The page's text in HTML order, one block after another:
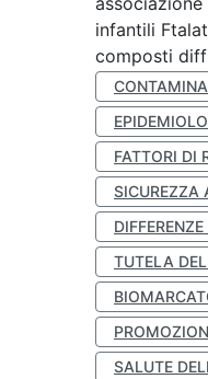
infantili
composti
FATTORI DI
SICUREZZA
TUTELA
SALUTE